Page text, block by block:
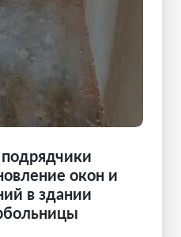
окон и
в здании